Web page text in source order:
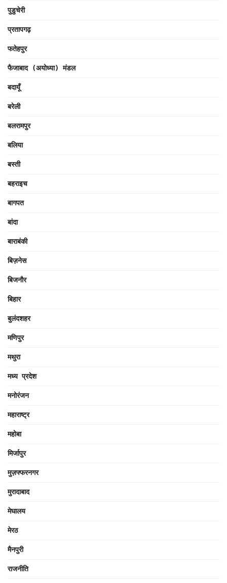
पुडुचेरी
प्रतापगढ़
फतेहपुर
फैजाबाद (अयोध्या) मंडल
बदायूँ
बरेली
बलरामपुर
बलिया
बस्ती
बहराइच
बागपत
बांदा
बाराबंकी
बिज़नेस
बिजनौर
बिहार
बुलंदशहर
मणिपुर
मथुरा
मध्य प्रदेश
मनोरंजन
महाराष्ट्र
महोबा
मिर्जापुर
मुज़फ्फरनगर
मुरादाबाद
मेघालय
मेरठ
मैनपुरी
राजनीति